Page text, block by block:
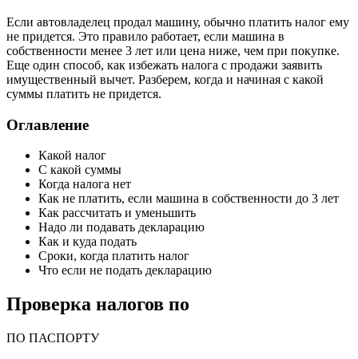
Если автовладелец продал машину, обычно платить налог ему
не придется. Это правило работает, если машина в
собственности менее 3 лет или цена ниже, чем при покупке.
Еще один способ, как избежать налога с продажи заявить
имущественный вычет. Разберем, когда и начиная с какой
суммы платить не придется.
Оглавление
Какой налог
С какой суммы
Когда налога нет
Как не платить, если машина в собственности до 3 лет
Как рассчитать и уменьшить
Надо ли подавать декларацию
Как и куда подать
Сроки, когда платить налог
Что если не подать декларацию
Проверка налогов по
ПО ПАСПОРТУ